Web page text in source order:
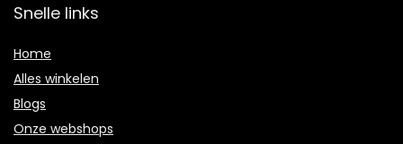
Snelle links
Home
Alles winkelen
Blogs
Onze webshops